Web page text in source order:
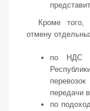
Кроме того,
отмену
по НДС –
передачи
по